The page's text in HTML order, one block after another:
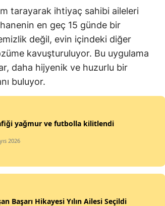
tarayarak ihtiyaç sahibi aileleri
en geç 15 günde bir
değil, evin içindeki diğer
kavuşturuluyor. Bu uygulama
daha hijyenik ve huzurlu bir
buluyor.
yağmur ve futbolla kilitlendi
2026
Başarı Hikayesi Yılın Ailesi Seçildi